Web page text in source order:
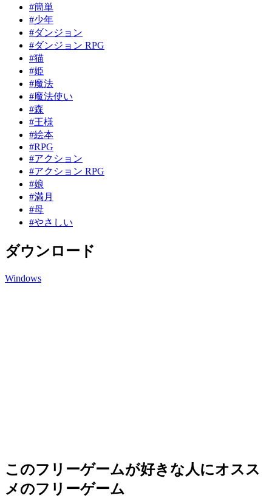
#簡単
#少年
#ダンジョン
#ダンジョン RPG
#猫
#姫
#魔法
#魔法使い
#森
#王様
#絵本
#RPG
#アクション
#アクション RPG
#娘
#満月
#母
#やさしい
ダウンロード
Windows
このフリーゲームが好きな人にオスス
メのフリーゲーム